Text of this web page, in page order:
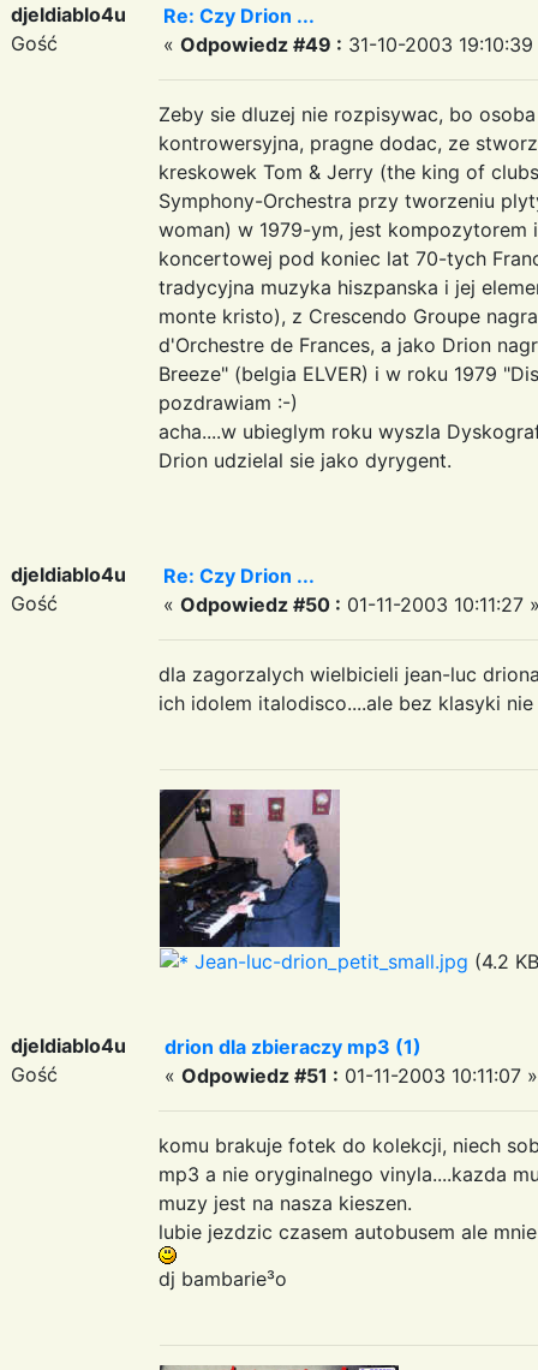
djeldiablo4u
Gość
Re: Czy Drion ...
« Odpowiedz #49 : 31-10-2003 19:10:39
Zeby sie dluzej nie rozpisywac, bo
kontrowersyjna, pragne dodac, ze
kreskowek Tom & Jerry (the king of
Symphony-Orchestra przy tworzeniu
woman) w 1979-ym, jest
koncertowej pod koniec lat 70-tych
tradycyjna muzyka hiszpanska i jej
monte kristo), z Crescendo Groupe
d'Orchestre de Frances, a jako Drion
Breeze" (belgia ELVER) i w roku 1979
pozdrawiam :-)
acha....w ubieglym roku wyszla
Drion udzielal sie jako dyrygent.
djeldiablo4u
Gość
Re: Czy Drion ...
« Odpowiedz #50 : 01-11-2003 10:11:27
dla zagorzalych wielbicieli jean-luc
ich idolem italodisco....ale bez klasyki
Jean-luc-drion_petit_small.jpg (4.2
djeldiablo4u
Gość
drion dla zbieraczy mp3 (1)
« Odpowiedz #51 : 01-11-2003 10:11:07 »
komu brakuje fotek do kolekcji, niech
mp3 a nie oryginalnego vinyla....kazda
muzy jest na nasza kieszen.
lubie jezdzic czasem autobusem ale
dj bambarie³o